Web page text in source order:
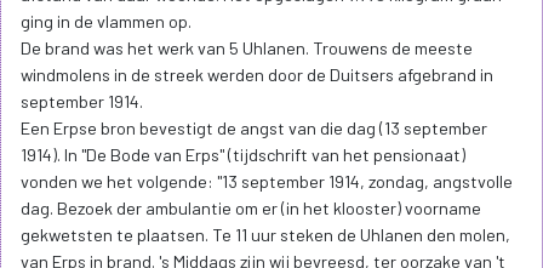
ging in de vlammen op.
De brand was het werk van 5 Uhlanen. Trouwens de meeste
windmolens in de streek werden door de Duitsers afgebrand in
september 1914.
Een Erpse bron bevestigt de angst van die dag (13 september
1914). In "De Bode van Erps" (tijdschrift van het pensionaat)
vonden we het volgende: "13 september 1914, zondag, angstvolle
dag. Bezoek der ambulantie om er (in het klooster) voorname
gekwetsten te plaatsen. Te 11 uur steken de Uhlanen den molen,
van Erps in brand. 's Middags zijn wij bevreesd, ter oorzake van 't